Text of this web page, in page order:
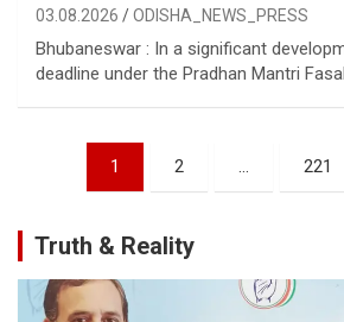
03.08.2026 ODISHA_NEWS_PRESS
Bhubaneswar : In a significant
deadline under the Pradhan Mantri
pagination
1 2 … 221
Truth & Reality